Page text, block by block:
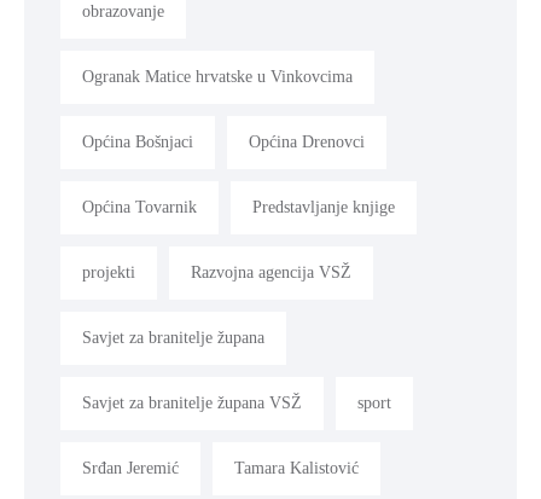
obrazovanje
Ogranak Matice hrvatske u Vinkovcima
Općina Bošnjaci Općina Drenovci
Općina Tovarnik Predstavljanje knjige
projekti Razvojna agencija VSŽ
Savjet za branitelje župana
Savjet za branitelje župana VSŽ sport
Srđan Jeremić Tamara Kalistović